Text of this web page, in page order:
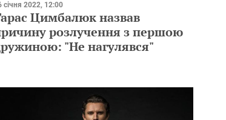
січня 2022, 12:00
Цимбалюк назвав
розлучення з першою
"Не нагулявся"